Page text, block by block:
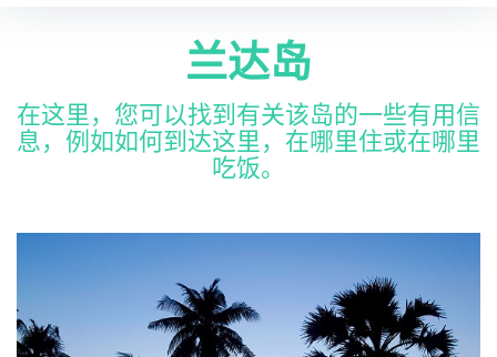
o
r
:
o
h
a
n
兰达岛
在这里，您可以找到有关该岛的一些有用信
息，例如如何到达这里，在哪里住或在哪里
吃饭。